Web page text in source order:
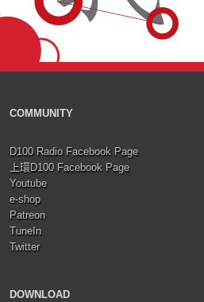
COMMUNITY
D100 Radio Facebook Page
上環D100 Facebook Page
Youtube
e-shop
Patreon
TuneIn
Twitter
DOWNLOAD